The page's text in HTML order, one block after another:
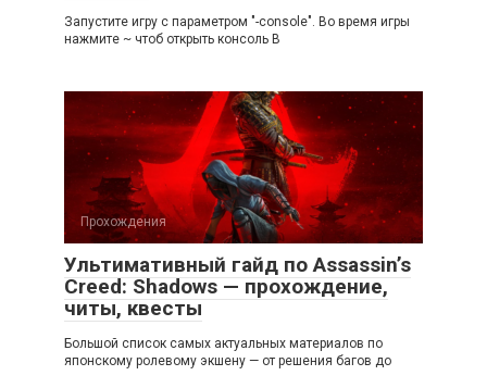
Запустите игру с параметром "-console". Во время игры
нажмите ~ чтоб открыть консоль В
Прохождения
Ультимативный гайд по Assassin’s
Creed: Shadows — прохождение,
читы, квесты
Большой список самых актуальных материалов по
японскому ролевому экшену — от решения багов до